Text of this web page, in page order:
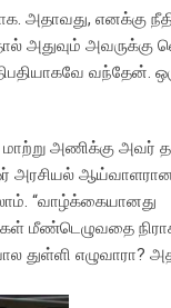
அதாவது, எனக்கு
அதுவும் அவருக்கு
வந்தேன்.
மாற்று அணிக்கு
அரசியல்
“வாழ்க்கையானது
மீண்டெழுவதை
துள்ளி எழுவாரா?